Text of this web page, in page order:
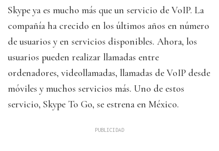
Skype ya es mucho más que un servicio de VoIP. La
compañía ha crecido en los últimos años en número
de usuarios y en servicios disponibles. Ahora, los
usuarios pueden realizar llamadas entre
ordenadores, videollamadas, llamadas de VoIP desde
móviles y muchos servicios más. Uno de estos
servicio, Skype To Go, se estrena en México.